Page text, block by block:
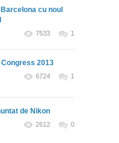
cu noul
7533 1
2013
6724 1
de Nikon
2612 0